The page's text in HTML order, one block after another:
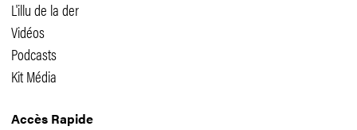
L'illu de la der
Vidéos
Podcasts
Kit Média
Accès Rapide